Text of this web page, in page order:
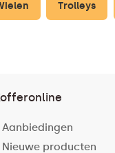
Trolleys
Aanbiedingen
Nieuwe producten